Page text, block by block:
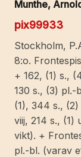
Munthe,
pix99933
Stockholm,
8:o.
+ 162, (1) s.,
130 s., (3) pl.-
(1), 344 s.,
viij, 214 s.,
vikt). +
pl.-bl. (varav